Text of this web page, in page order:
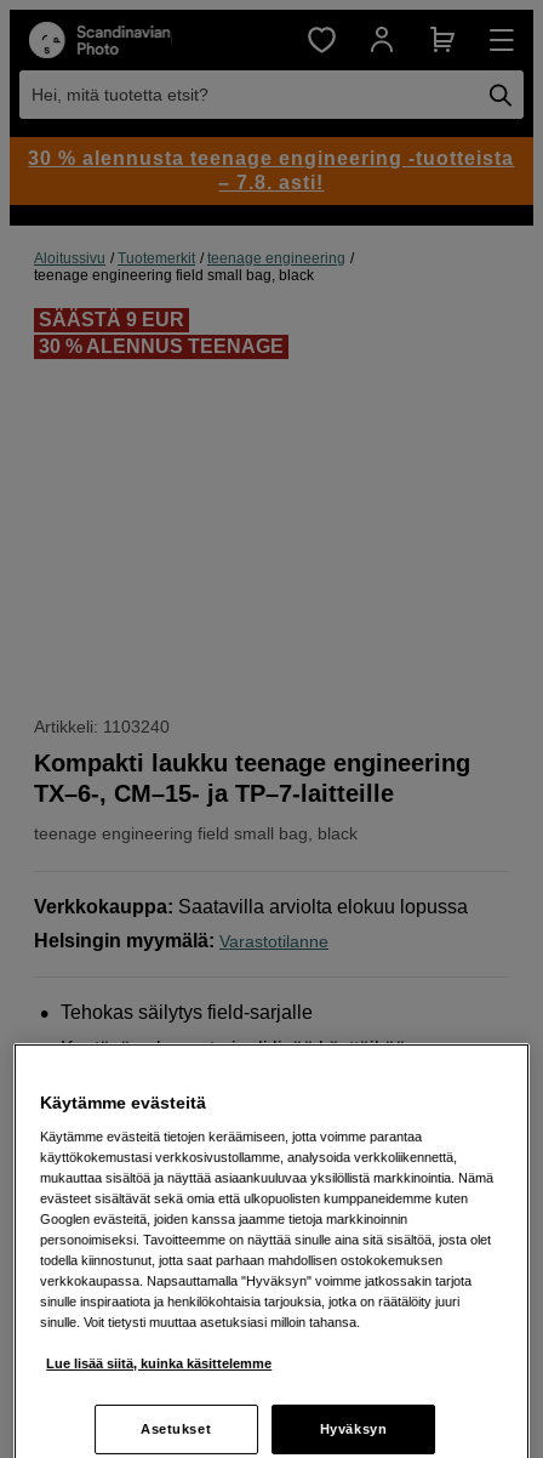
Hei, mitä tuotetta etsit?
Aloitussivu Tuotemerkit
teenage engineering
teenage engineering field small bag, black
SÄÄSTÄ 9 EUR
30 % ALENNUS TEENAGE
Artikkeli: 1103240
teenage engineering field small bag, black
Kompakti laukku teenage engineering
TX–6-, CM–15- ja TP–7-laitteille
Verkkokauppa: Saatavilla arviolta elokuu lopussa
Helsingin myymälä: Varastotilanne
Tehokas säilytys field-sarjalle
Kestävä nylonmateriaali lisää käyttöikää
Lisää tietoa
Valitse Muita vaihtoehtoja
EUR 34 EUR
30 % alennusta teenage engineering -tuotteista
– 7.8. asti!
Käytämme evästeitä
Käytämme evästeitä tietojen keräämiseen, jotta voimme parantaa
käyttökokemustasi verkkosivustollamme, analysoida verkkoliikennettä,
mukauttaa sisältöä ja näyttää asiaankuuluvaa yksilöllistä markkinointia. Nämä
evästeet sisältävät sekä omia että ulkopuolisten kumppaneidemme kuten
Googlen evästeitä, joiden kanssa jaamme tietoja markkinoinnin
personoimiseksi. Tavoitteemme on näyttää sinulle aina sitä sisältöä, josta olet
todella kiinnostunut, jotta saat parhaan mahdollisen ostokokemuksen
verkkokaupassa. Napsauttamalla "Hyväksyn" voimme jatkossakin tarjota
sinulle inspiraatiota ja henkilökohtaisia tarjouksia, jotka on räätälöity juuri
sinulle. Voit tietysti muuttaa asetuksiasi milloin tahansa.
Lue lisää siitä, kuinka käsittelemme
Asetukset Hyväksyn